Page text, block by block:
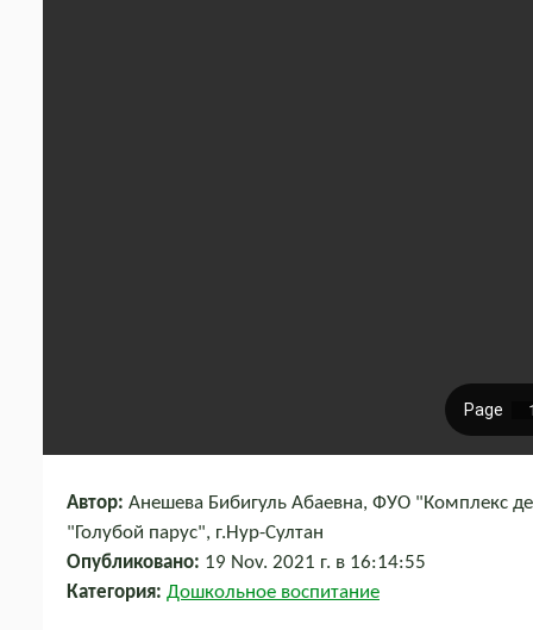
Автор: Анешева Бибигуль Абаевна, ФУО "Комплекс
"Голубой парус", г.Нур-Султан
Опубликовано: 19 Nov. 2021 г. в 16:14:55
Категория: Дошкольное воспитание